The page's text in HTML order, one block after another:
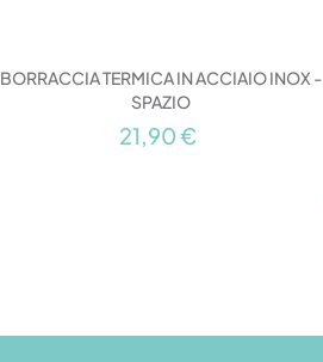
BORRACCIA TERMICA IN ACCIAIO INOX -
SPAZIO
21,90 €